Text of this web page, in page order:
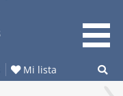
Mi lista